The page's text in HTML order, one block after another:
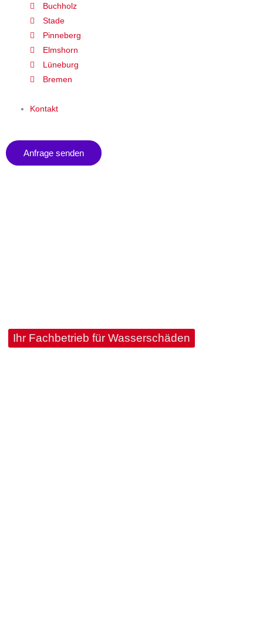
Buchholz
Stade
Pinneberg
Elmshorn
Lüneburg
Bremen
Kontakt
Anfrage senden
Ihr Fachbetrieb für Wasserschäden